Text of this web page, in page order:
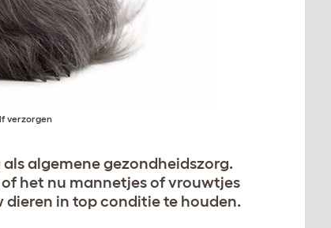
verzorgen
algemene gezondheidszorg.
het nu mannetjes of vrouwtjes
in top conditie te houden.